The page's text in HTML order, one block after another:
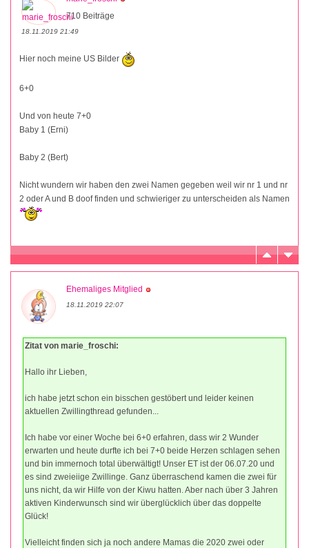
710 Beiträge
18.11.2019 21:49
Hier noch meine US Bilder
6+0
Und von heute 7+0
Baby 1 (Erni)
Baby 2 (Bert)
Nicht wundern wir haben den zwei Namen gegeben weil wir nr 1 und nr
2 oder A und B doof finden und schwieriger zu unterscheiden als Namen
Ehemaliges Mitglied
18.11.2019 22:07
Zitat von marie_froschi:
Hallo ihr Lieben,
ich habe jetzt schon ein bisschen gestöbert und leider keinen
aktuellen Zwillingthread gefunden...
Ich habe vor einer Woche bei 6+0 erfahren, dass wir 2 Wunder
erwarten und heute durfte ich bei 7+0 beide Herzen schlagen sehen
und bin immernoch total überwältigt! Unser ET ist der 06.07.20 und
es sind zweieiige Zwillinge. Ganz überraschend kamen die zwei für
uns nicht, da wir Hilfe von der Kiwu hatten. Aber nach über 3 Jahren
aktiven Kinderwunsch sind wir überglücklich über das doppelte
Glück!
Vielleicht finden sich ja noch andere Mamas die 2020 zwei oder